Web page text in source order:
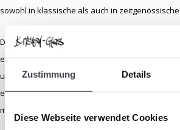
Zustimmung Details
Diese Webseite verwendet Cookies
sowohl in klassische als auch in
Dieses schöne Stück ist nicht nur ein
echtes Kunstwerk, das die handwerkliche
unterstreicht. Eine ausgezeichnete Wahl für
einen stilvollen Akzent verleihen oder ein
möchten, das einen bleibenden Eindruck